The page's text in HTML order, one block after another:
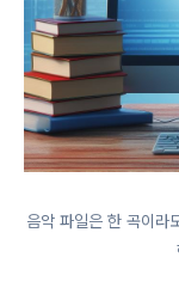
음악 파일은 한 곡이라